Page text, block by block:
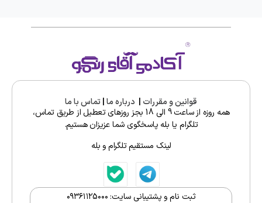
قوانین و مقررات | درباره ما|تماس با ما
همه روزه از ساعت 9 الی 18 بجز روزهای تعطیل از طریق تماس،
تلگرام یا بله پاسخگوی شما عزیزان هستیم.
لینک مستقیم تلگرام و بله
ثبت نام و پشتیبانی سایت: ۰۹۳۶۱۱۲5۰۰۰